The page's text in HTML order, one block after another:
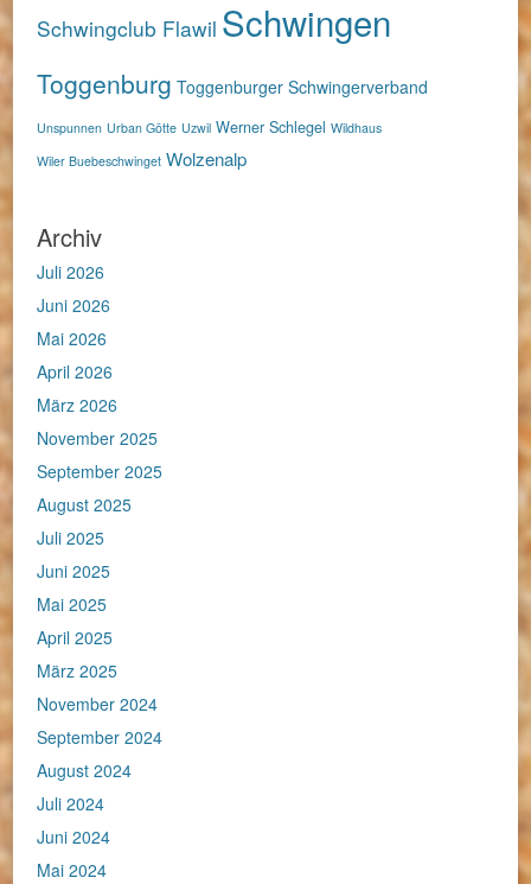
Schwingclub Flawil Schwingen
Toggenburg Toggenburger Schwingerverband
Unspunnen Urban Götte Uzwil Werner Schlegel Wildhaus
Wiler Buebeschwinget Wolzenalp
Archiv
Juli 2026
Juni 2026
Mai 2026
April 2026
März 2026
November 2025
September 2025
August 2025
Juli 2025
Juni 2025
Mai 2025
April 2025
März 2025
November 2024
September 2024
August 2024
Juli 2024
Juni 2024
Mai 2024